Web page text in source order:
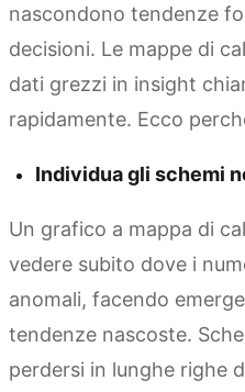
nascondono tendenze
decisioni. Le mappe di
dati grezzi in insight
rapidamente. Ecco
Individua gli schemi
Un grafico a mappa di
vedere subito dove i
anomali, facendo
tendenze nascoste.
perdersi in lunghe righe